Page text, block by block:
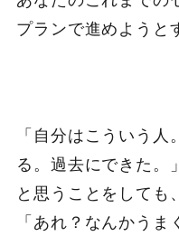
プランで進めようと
「自分はこういう
る。過去にできた。」
と思うことをしても、
「あれ？なんかうま